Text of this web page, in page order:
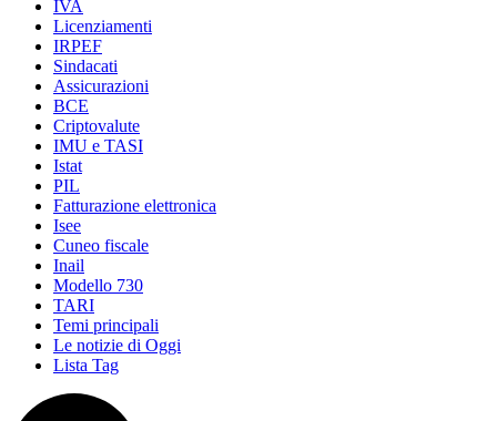
IVA
Licenziamenti
IRPEF
Sindacati
Assicurazioni
BCE
Criptovalute
IMU e TASI
Istat
PIL
Fatturazione elettronica
Isee
Cuneo fiscale
Inail
Modello 730
TARI
Temi principali
Le notizie di Oggi
Lista Tag